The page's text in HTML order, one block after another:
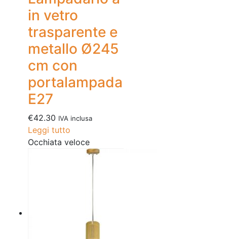
in vetro
trasparente e
metallo Ø245
cm con
portalampada
E27
€42.30 IVA inclusa
Leggi tutto
Occhiata veloce